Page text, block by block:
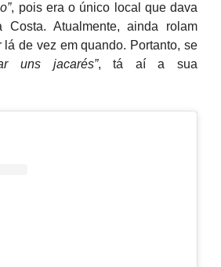
, pois era o único local que dava
Atualmente, ainda rolam
de vez em quando. Portanto, se
uns jacarés”, tá aí a sua